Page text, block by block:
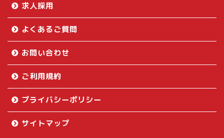
求人採用
よくあるご質問
お問い合わせ
ご利用規約
プライバシーポリシー
サイトマップ